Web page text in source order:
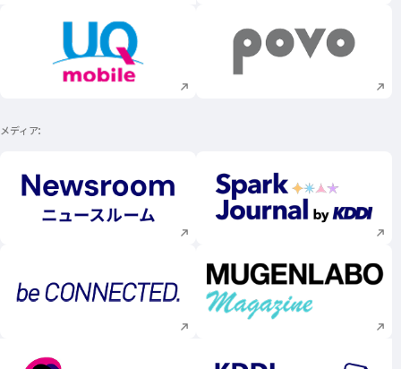
新規ウィンドウで開く 新規ウィンドウで
メディア
新規ウィンドウで開く 新規ウィンドウで
新規ウィンドウで開く 新規ウィンドウで